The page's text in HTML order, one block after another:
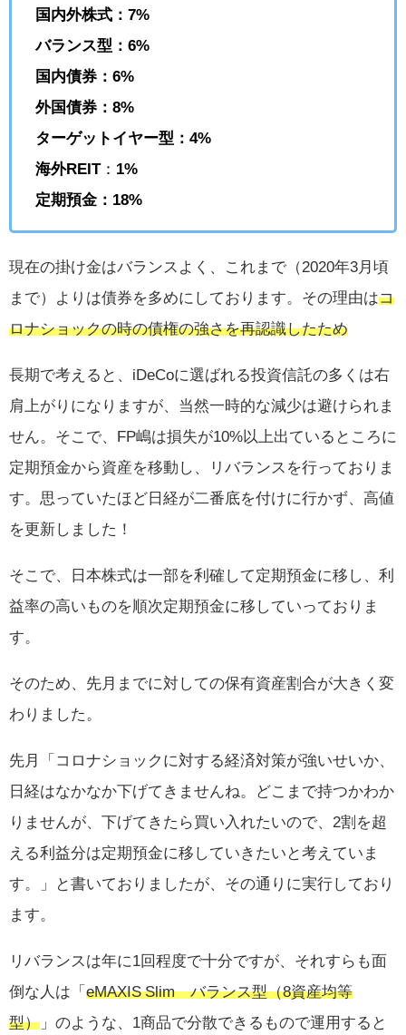
国内外株式：7%
バランス型：6%
国内債券：6%
外国債券：8%
ターゲットイヤー型：4%
海外REIT： 1%
定期預金：18%
現在の掛け金はバランスよく、これまで（2020年3月頃
まで）よりは債券を多めにしております。その理由はコ
ロナショックの時の債権の強さを再認識したため
長期で考えると、iDeCoに選ばれる投資信託の多くは右
肩上がりになりますが、当然一時的な減少は避けられま
せん。そこで、FP嶋は損失が10%以上出ているところに
定期預金から資産を移動し、リバランスを行っておりま
す。思っていたほど日経が二番底を付けに行かず、高値
を更新しました！
そこで、日本株式は一部を利確して定期預金に移し、利
益率の高いものを順次定期預金に移していっておりま
す。
そのため、先月までに対しての保有資産割合が大きく変
わりました。
先月「コロナショックに対する経済対策が強いせいか、
日経はなかなか下げてきませんね。どこまで持つかわか
りませんが、下げてきたら買い入れたいので、2割を超
える利益分は定期預金に移していきたいと考えていま
す。」と書いておりましたが、その通りに実行しており
ます。
リバランスは年に1回程度で十分ですが、それすらも面
倒な人は「 eMAXIS Slim バランス型（8資産均等
型） 」のような、1商品で分散できるもので運用すると